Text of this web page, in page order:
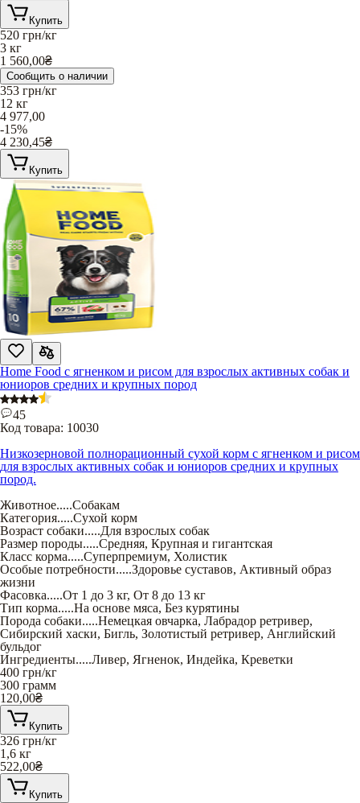
Купить
520 грн/кг
3 кг
1 560,00₴
Сообщить о наличии
353 грн/кг
12 кг
4 977,00
-15%
4 230,45₴
Купить
Home Food с ягненком и рисом для взрослых активных собак и
юниоров средних и крупных пород
45
Код товара: 10030
Низкозерновой полнорационный сухой корм с ягненком и рисом
для взрослых активных собак и юниоров средних и крупных
пород.
Животное.....Собакам
Категория.....Сухой корм
Возраст собаки.....Для взрослых собак
Размер породы.....Средняя, Крупная и гигантская
Класс корма.....Суперпремиум, Холистик
Особые потребности.....Здоровье суставов, Активный образ
жизни
Фасовка.....От 1 до 3 кг, От 8 до 13 кг
Тип корма.....На основе мяса, Без курятины
Порода собаки.....Немецкая овчарка, Лабрадор ретривер,
Сибирский хаски, Бигль, Золотистый ретривер, Английский
бульдог
Ингредиенты.....Ливер, Ягненок, Индейка, Креветки
400 грн/кг
300 грамм
120,00₴
Купить
326 грн/кг
1,6 кг
522,00₴
Купить